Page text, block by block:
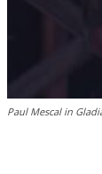
Paul Mescal in